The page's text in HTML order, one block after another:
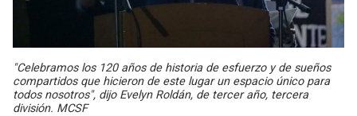
"Celebramos los 120 años de historia de esfuerzo y de sueños
compartidos que hicieron de este lugar un espacio único para
todos nosotros", dijo Evelyn Roldán, de tercer año, tercera
división. MCSF